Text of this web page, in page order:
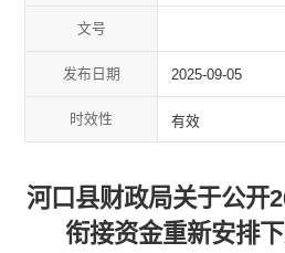
文号
发布日期 2025-09-05
时效性 有效
河口县财政局关于公开
衔接资金重新安排